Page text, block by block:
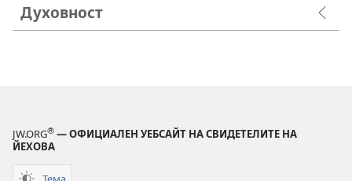
Духовност
JW.ORG® — ОФИЦИАЛЕН УЕБСАЙТ НА СВИДЕТЕЛИТЕ НА
ЙЕХОВА